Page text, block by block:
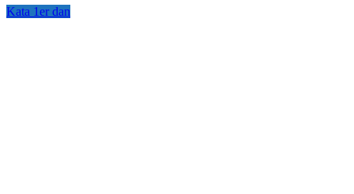
Kata 1er dan